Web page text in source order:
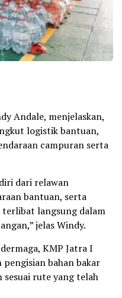
Andale, menjelaskan,
logistik bantuan,
campuran serta
dari relawan
bantuan, serta
terlibat langsung dalam
jelas Windy.
KMP Jatra I
bahan bakar
sesuai rute yang telah